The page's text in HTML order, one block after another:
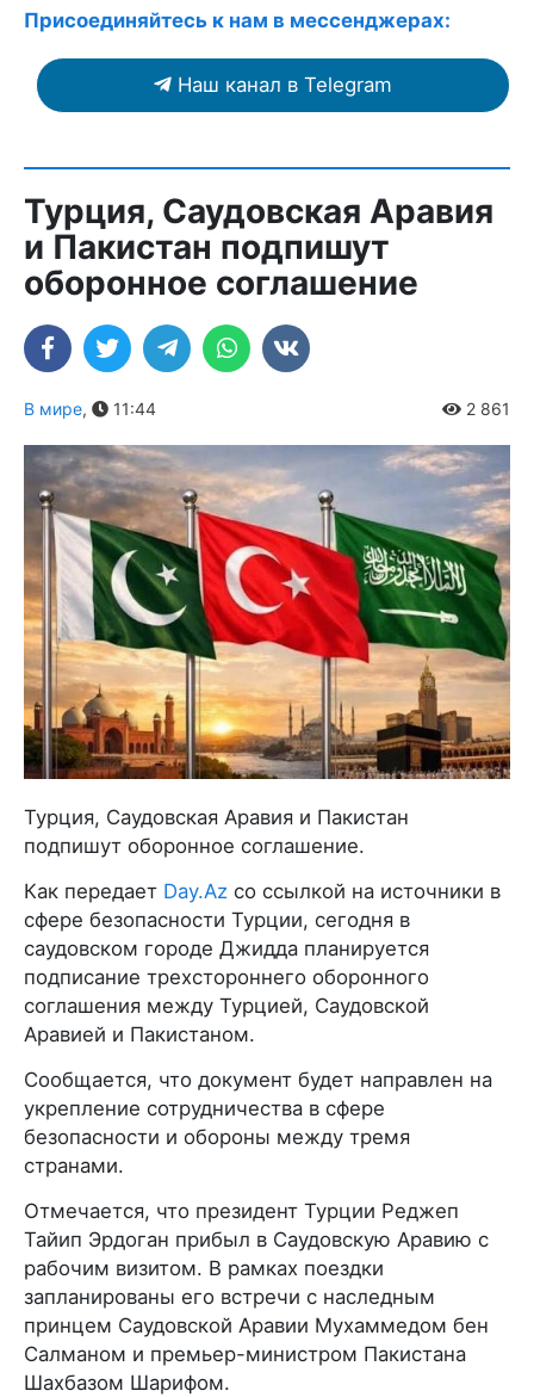
Присоединяйтесь к нам в мессенджерах:
Наш канал в Telegram
Турция, Саудовская Аравия
и Пакистан подпишут
оборонное соглашение
В мире, 11:44 2 861
Турция, Саудовская Аравия и Пакистан
подпишут оборонное соглашение.
Как передает Day.Az со ссылкой на источники в
сфере безопасности Турции, сегодня в
саудовском городе Джидда планируется
подписание трехстороннего оборонного
соглашения между Турцией, Саудовской
Аравией и Пакистаном.
Сообщается, что документ будет направлен на
укрепление сотрудничества в сфере
безопасности и обороны между тремя
странами.
Отмечается, что президент Турции Реджеп
Тайип Эрдоган прибыл в Саудовскую Аравию с
рабочим визитом. В рамках поездки
запланированы его встречи с наследным
принцем Саудовской Аравии Мухаммедом бен
Салманом и премьер-министром Пакистана
Шахбазом Шарифом.